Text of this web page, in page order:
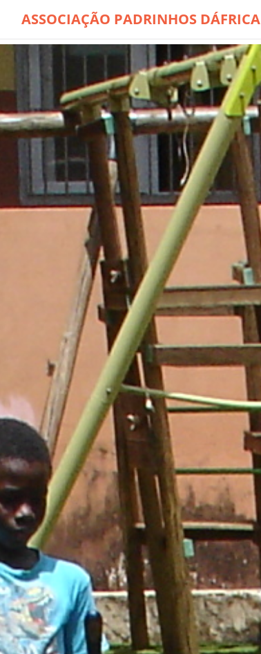
ASSOCIAÇÃO PADRINHOS DÁFRICA